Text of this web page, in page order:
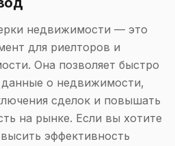
недвижимости — это
для риелторов и
Она позволяет быстро
данные о недвижимости,
сделок и повышать
на рынке. Если вы хотите
эффективность